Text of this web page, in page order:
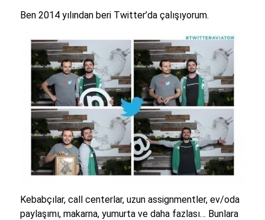
Ben 2014 yılından beri Twitter’da çalışıyorum.
Kebabçılar, call centerlar, uzun assignmentler, ev/oda
paylaşımı, makarna, yumurta ve daha fazlası… Bunlara